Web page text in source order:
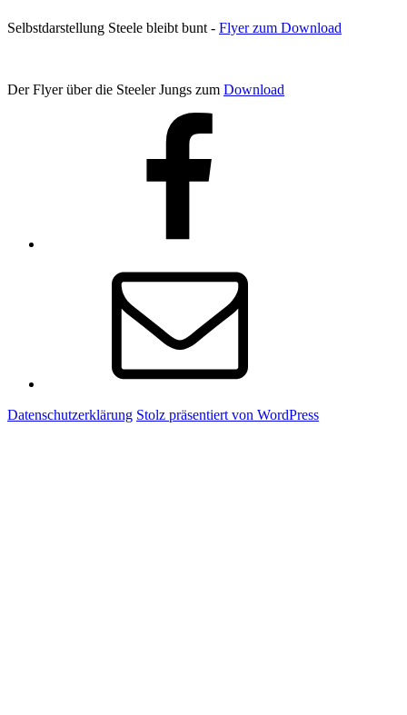
Selbstdarstellung Steele bleibt bunt - Flyer zum Download
Der Flyer über die Steeler Jungs zum Download
Datenschutzerklärung Stolz präsentiert von WordPress